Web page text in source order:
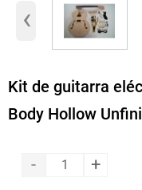
‹
Kit de guitarra
Body Hollow
- +